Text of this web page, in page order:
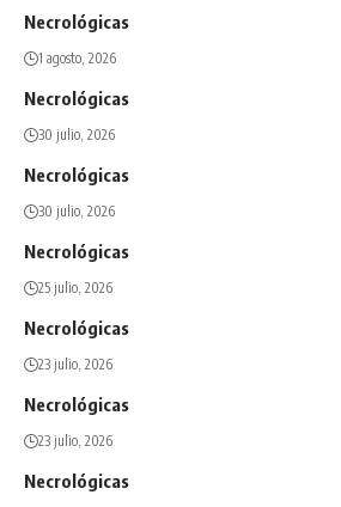
Necrológicas
1 agosto, 2026
Necrológicas
30 julio, 2026
Necrológicas
30 julio, 2026
Necrológicas
25 julio, 2026
Necrológicas
23 julio, 2026
Necrológicas
23 julio, 2026
Necrológicas